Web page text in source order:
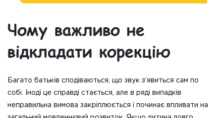
Чому важливо не
відкладати корекцію
Багато батьків сподіваються, що звук з’явиться сам по
собі. Іноді це справді стається, але в ряді випадків
неправильна вимова закріплюється і починає впливати на